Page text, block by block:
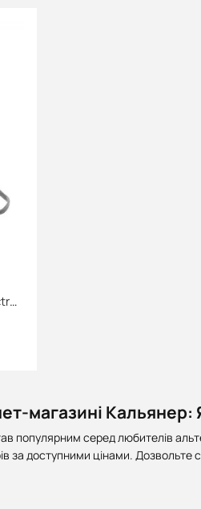
магазині Кальянер:
популярним серед любителів
за доступними цінами.
Вапорайзер Herbal Aroma Therapy Electronic